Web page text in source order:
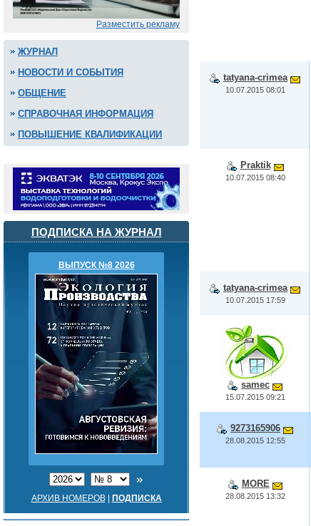
Разместить рекламу
ЖУРНАЛ
НОВОСТИ И СОБЫТИЯ
ОБЩЕНИЕ
СПРАВОЧНАЯ ИНФОРМАЦИЯ
ПОВЫШЕНИЕ КВАЛИФИКАЦИИ
ПОДПИСКА НА ЖУРНАЛ
ВЫПУСК №8 2026
АРХИВ НОМЕРОВ| ПОДПИСКА
tatyana-crimea
10.07.2015 08:01
Praktik
10.07.2015 08:40
tatyana-crimea
10.07.2015 17:59
samec
15.07.2015 09:21
9273165906
28.08.2015 12:55
MORE
28.08.2015 13:32